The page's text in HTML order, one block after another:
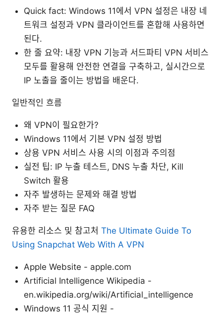
Quick fact: Windows 11에서 VPN 설정은 내장 네
트워크 설정과 VPN 클라이언트를 혼합해 사용하면
된다.
한 줄 요약: 내장 VPN 기능과 서드파티 VPN 서비스
모두를 활용해 안전한 연결을 구축하고, 실시간으로
IP 노출을 줄이는 방법을 배운다.
일반적인 흐름
왜 VPN이 필요한가?
Windows 11에서 기본 VPN 설정 방법
상용 VPN 서비스 사용 시의 이점과 주의점
실전 팁: IP 누출 테스트, DNS 누출 차단, Kill
Switch 활용
자주 발생하는 문제와 해결 방법
자주 받는 질문 FAQ
유용한 리소스 및 참고처 The Ultimate Guide To
Using Snapchat Web With A VPN
Apple Website - apple.com
Artificial Intelligence Wikipedia -
en.wikipedia.org/wiki/Artificial_intelligence
Windows 11 공식 지원 -